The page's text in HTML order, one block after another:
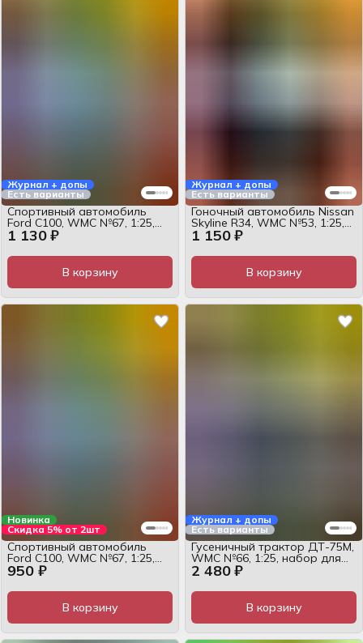
Журнал + допы
Есть варианты
1 130 ₽
Спортивный автомобиль
Ford C100, WMC №67, 1:25,
набор
В корзину
Журнал + допы
Есть варианты
1 150 ₽
Гоночный автомобиль Nissan
Skyline R34, WMC №53, 1:25,
набор
В корзину
Новинка
Скидка 5% от 2шт
950 ₽
Спортивный автомобиль
Ford C100, WMC №67, 1:25,
журнал
В корзину
Журнал + допы
Есть варианты
2 480 ₽
Гусеничный трактор ДТ-75М,
WMC №66, 1:25, набор для
сборки
В корзину